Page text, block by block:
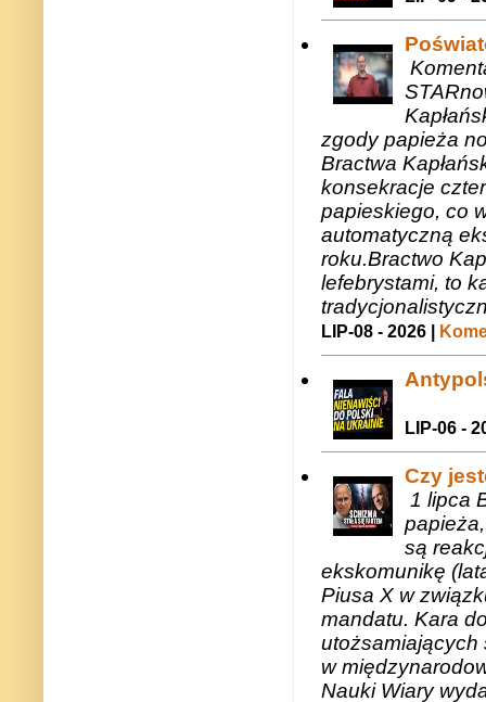
zgody papieża
Bractwa
konsekracje
papieskiego, co
automatyczną
roku.Bractwo
lefebrystami, to
LIP-08 - 2026 |
LIP-06 -
Czy
1 lipca
są
ekskomunikę
Piusa X w
mandatu. Kara
utożsamiających
w
Nauki Wiary